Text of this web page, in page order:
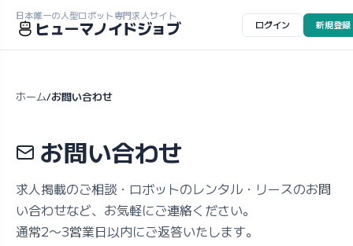
日本唯一の人型ロボット専門求人サイト
ヒューマノイドジョブ ログイン 新規登録
ホーム/お問い合わせ
お問い合わせ
求人掲載のご相談・ロボットのレンタル・リースのお問
い合わせなど、お気軽にご連絡ください。
通常2〜3営業日以内にご返答いたします。